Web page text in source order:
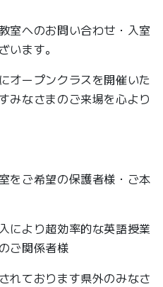
室へのお問い合わせ・入室
います。
オープンクラスを開催いた
みなさまのご来場を心より
をご希望の保護者様・ご本
により超効率的な英語授業
ご関係者様
れております県外のみなさ